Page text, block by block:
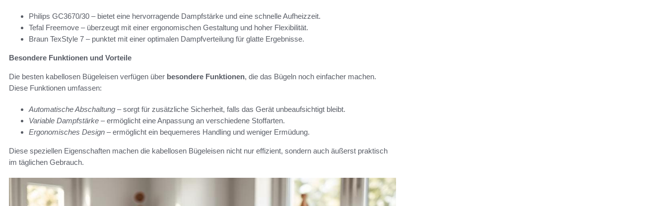
Philips GC3670/30 – bietet eine hervorragende Dampfstärke und eine schnelle Aufheizzeit.
Tefal Freemove – überzeugt mit einer ergonomischen Gestaltung und hoher Flexibilität.
Braun TexStyle 7 – punktet mit einer optimalen Dampfverteilung für glatte Ergebnisse.
Besondere Funktionen und Vorteile
Die besten kabellosen Bügeleisen verfügen über besondere Funktionen, die das Bügeln noch einfacher machen.
Diese Funktionen umfassen:
Automatische Abschaltung – sorgt für zusätzliche Sicherheit, falls das Gerät unbeaufsichtigt bleibt.
Variable Dampfstärke – ermöglicht eine Anpassung an verschiedene Stoffarten.
Ergonomisches Design – ermöglicht ein bequemeres Handling und weniger Ermüdung.
Diese speziellen Eigenschaften machen die kabellosen Bügeleisen nicht nur effizient, sondern auch äußerst praktisch
im täglichen Gebrauch.